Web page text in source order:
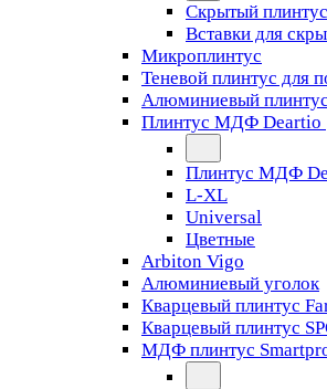
Скрытый плинтус
Вставки для
Микроплинтус
Теневой плинтус для
Алюминиевый плинтус
Плинтус МДФ Deartio
Плинтус МДФ
L-XL
Universal
Цветные
Arbiton Vigo
Алюминиевый уголок
Кварцевый плинтус
Кварцевый плинтус
МДФ плинтус